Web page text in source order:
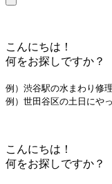
こんにちは！
何をお探しですか？
例）渋谷駅の水まわり修
例）世田谷区の土日にや
こんにちは！
何をお探しですか？